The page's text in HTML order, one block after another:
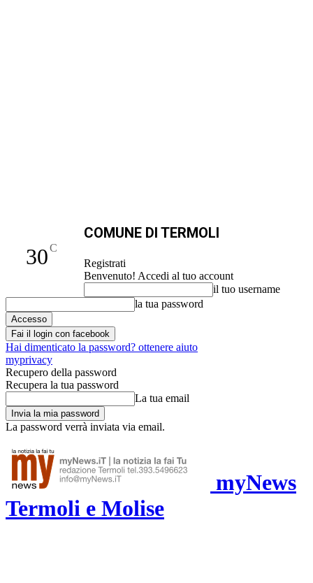
30C
COMUNE DI TERMOLI
Registrati
Benvenuto! Accedi al tuo account
il tuo username
la tua password
Fai il login con facebook
Hai dimenticato la password? ottenere aiuto
myprivacy
Recupero della password
Recupera la tua password
La tua email
La password verrà inviata via email.
myNews
Termoli e Molise